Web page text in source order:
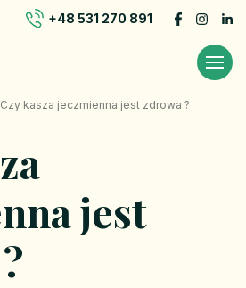
+48 531 270 891
Czy kasza jeczmienna jest zdrowa ?
jest